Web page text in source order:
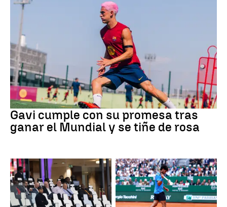
Fútbol
Gavi cumple con su promesa tras
ganar el Mundial y se tiñe de rosa